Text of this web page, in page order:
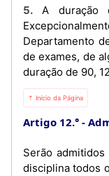
5. A duração dos exames é de 150 minutos.
Departamento
de exames, de
duração de 90,
⇡ Início da Página
Artigo 12.°
Serão
disciplina todos